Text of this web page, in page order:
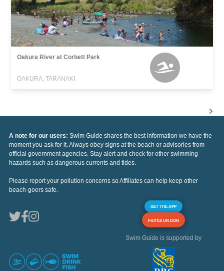
Oakura River at Corbett Park
OAKURA, TARANAKI
A note for our users: Swim Guide shares the best information we have the
moment you ask for it. Always obey signs at the beach or advisories from
official government agencies. Stay alert and check for other swimming
hazards such as dangerous currents and tides.
Please report your pollution concerns so Affiliates can help keep other
beach-goers safe.
GET THE APP
FAITES UN DON
Swim Guide is supported by